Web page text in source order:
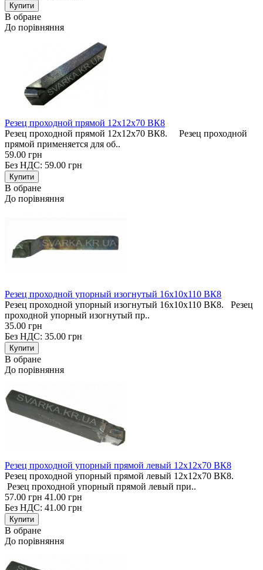
В обране
До порівняння
Резец проходной прямой 12х12х70 ВК8
Резец проходной прямой 12х12х70 ВК8. Резец проходной
прямой применяется для об..
59.00 грн
Без НДС: 59.00 грн
В обране
До порівняння
Резец проходной упорный изогнутый 16х10х110 ВК8
Резец проходной упорный изогнутый 16х10х110 ВК8. Резец
проходной упорный изогнутый пр..
35.00 грн
Без НДС: 35.00 грн
В обране
До порівняння
Резец проходной упорный прямой левый 12х12х70 ВК8
Резец проходной упорный прямой левый 12х12х70 ВК8.
Резец проходной упорный прямой левый при..
57.00 грн 41.00 грн
Без НДС: 41.00 грн
В обране
До порівняння